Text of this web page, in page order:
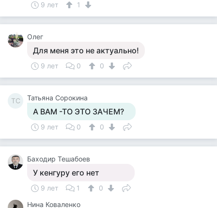
9 лет 1
Олег
Для меня это не актуально!
9 лет 0 0
ТС Татьяна Сорокина
А ВАМ -ТО ЭТО ЗАЧЕМ?
9 лет 0 0
Баходир Тешабоев
У кенгуру его нет
9 лет 1
0
Нина Коваленко